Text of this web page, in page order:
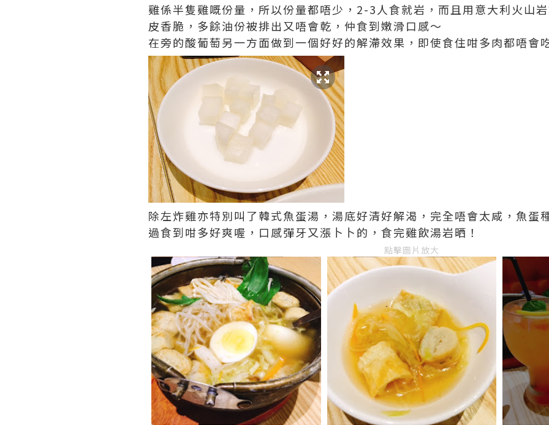
雞係半隻雞嘅份量，所以份量都唔少，2-3人食就岩，而且用意大利火山
皮香脆，多餘油份被排出又唔會乾，仲食到嫩滑口感～
在旁的酸葡萄另一方面做到一個好好的解滯效果，即使食住咁多肉都唔會
除左炸雞亦特別叫了韓式魚蛋湯，湯底好清好解渴，完全唔會太咸，魚蛋
過食到咁多好爽喔，口感彈牙又漲卜卜的，食完雞飲湯岩晒！
點擊圖片放大